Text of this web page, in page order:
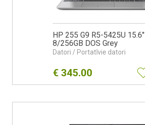
HP 255 G9 R5-5425U 15.6"
8/256GB DOS Grey
Datori / Portatīvie datori
€ 345.00